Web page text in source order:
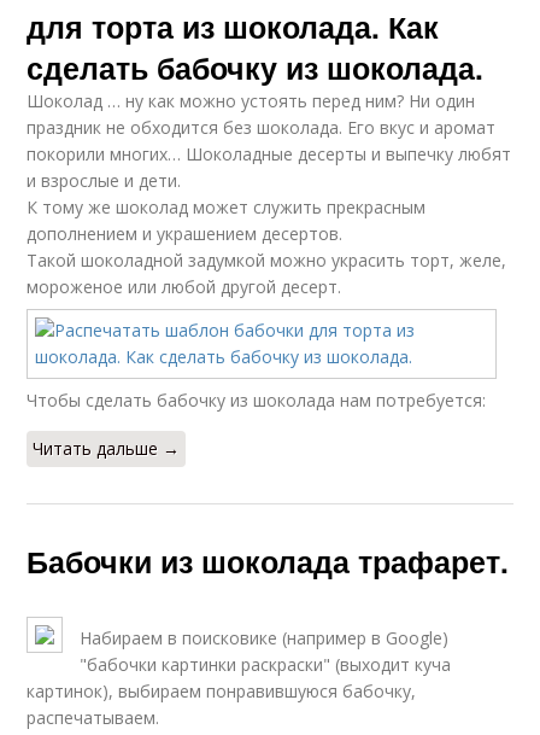
для торта из шоколада. Как
сделать бабочку из шоколада.
Шоколад … ну как можно устоять перед ним? Ни один
праздник не обходится без шоколада. Его вкус и аромат
покорили многих… Шоколадные десерты и выпечку любят
и взрослые и дети.
К тому же шоколад может служить прекрасным
дополнением и украшением десертов.
Такой шоколадной задумкой можно украсить торт, желе,
мороженое или любой другой десерт.
Чтобы сделать бабочку из шоколада нам потребуется:
Читать дальше →
Бабочки из шоколада трафарет.
Набираем в поисковике (например в Google)
"бабочки картинки раскраски" (выходит куча
картинок), выбираем понравившуюся бабочку,
распечатываем.